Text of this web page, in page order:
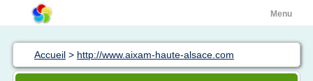
Menu
Accueil > http://www.aixam-haute-alsace.com